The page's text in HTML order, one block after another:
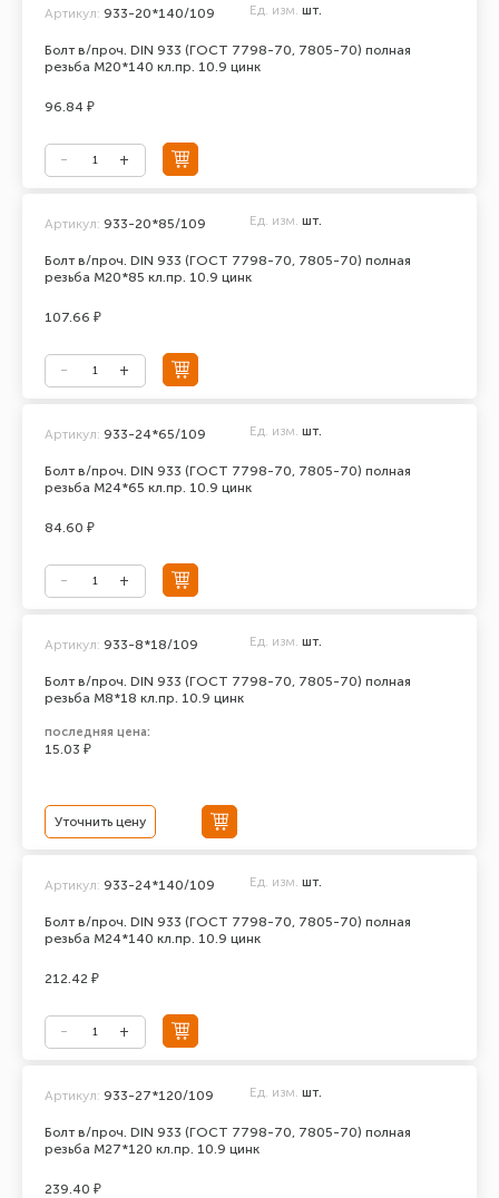
Болт в/проч. DIN 933 (ГОСТ 7798-70, 7805-70) полная
резьба М20*140 кл.пр. 10.9 цинк
Артикул: 933-20*140/109 Ед. изм. шт.
96.84 ₽
Болт в/проч. DIN 933 (ГОСТ 7798-70, 7805-70) полная
резьба М20*85 кл.пр. 10.9 цинк
Артикул: 933-20*85/109 Ед. изм. шт.
107.66 ₽
Болт в/проч. DIN 933 (ГОСТ 7798-70, 7805-70) полная
резьба М24*65 кл.пр. 10.9 цинк
Артикул: 933-24*65/109 Ед. изм. шт.
84.60 ₽
Болт в/проч. DIN 933 (ГОСТ 7798-70, 7805-70) полная
резьба М8*18 кл.пр. 10.9 цинк
Артикул: 933-8*18/109 Ед. изм. шт.
последняя цена:
15.03 ₽
Уточнить цену
Болт в/проч. DIN 933 (ГОСТ 7798-70, 7805-70) полная
резьба М24*140 кл.пр. 10.9 цинк
Артикул: 933-24*140/109 Ед. изм. шт.
212.42 ₽
Болт в/проч. DIN 933 (ГОСТ 7798-70, 7805-70) полная
резьба М27*120 кл.пр. 10.9 цинк
Артикул: 933-27*120/109 Ед. изм. шт.
239.40 ₽